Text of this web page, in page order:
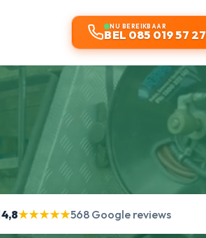
NU BEREIKBAAR
BEL 085 019 57 27
4,8★★★★★568 Google reviews